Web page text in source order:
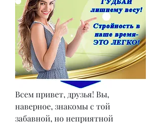
Всем привет, друзья! Вы,
наверное, знакомы с той
забавной, но неприятной